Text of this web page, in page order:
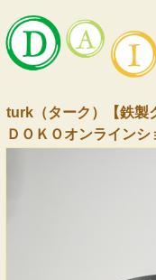
turk（ターク）【鉄製
ＤＯＫＯオンラインシ